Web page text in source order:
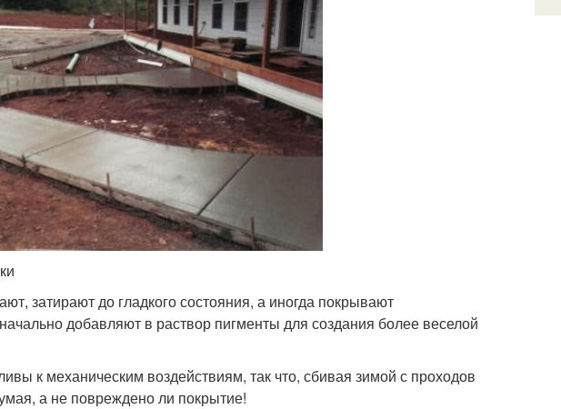
затирают до гладкого состояния, а иногда покрывают
добавляют в раствор пигменты для создания более веселой
к механическим воздействиям, так что, сбивая зимой с проходов
а не повреждено ли покрытие!